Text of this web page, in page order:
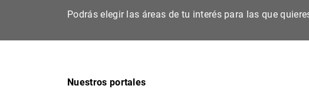
Podrás elegir las áreas de tu interés para las que
Nuestros portales